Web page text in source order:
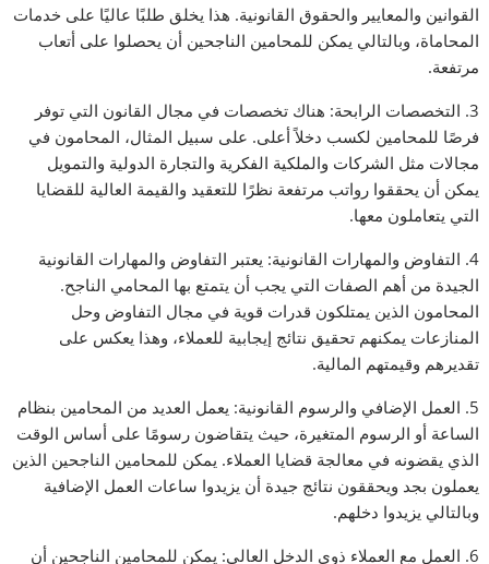
القوانين والمعايير والحقوق القانونية. هذا يخلق طلبًا عاليًا على خدمات
المحاماة، وبالتالي يمكن للمحامين الناجحين أن يحصلوا على أتعاب
مرتفعة.
3. التخصصات الرابحة: هناك تخصصات في مجال القانون التي توفر
فرصًا للمحامين لكسب دخلاً أعلى. على سبيل المثال، المحامون في
مجالات مثل الشركات والملكية الفكرية والتجارة الدولية والتمويل
يمكن أن يحققوا رواتب مرتفعة نظرًا للتعقيد والقيمة العالية للقضايا
التي يتعاملون معها.
4. التفاوض والمهارات القانونية: يعتبر التفاوض والمهارات القانونية
الجيدة من أهم الصفات التي يجب أن يتمتع بها المحامي الناجح.
المحامون الذين يمتلكون قدرات قوية في مجال التفاوض وحل
المنازعات يمكنهم تحقيق نتائج إيجابية للعملاء، وهذا يعكس على
تقديرهم وقيمتهم المالية.
5. العمل الإضافي والرسوم القانونية: يعمل العديد من المحامين بنظام
الساعة أو الرسوم المتغيرة، حيث يتقاضون رسومًا على أساس الوقت
الذي يقضونه في معالجة قضايا العملاء. يمكن للمحامين الناجحين الذين
يعملون بجد ويحققون نتائج جيدة أن يزيدوا ساعات العمل الإضافية
وبالتالي يزيدوا دخلهم.
6. العمل مع العملاء ذوي الدخل العالي: يمكن للمحامين الناجحين أن